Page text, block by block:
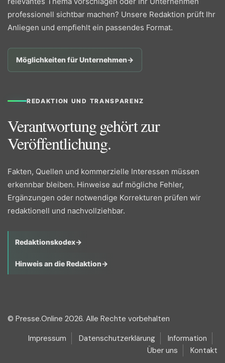
professionell sichtbar machen? Unsere Redaktion prüft Ihr
Anliegen und empfiehlt ein passendes Format.
Möglichkeiten für Unternehmen→
REDAKTION UND TRANSPARENZ
Verantwortung gehört zur
Veröffentlichung.
Fakten, Quellen und kommerzielle Interessen müssen
erkennbar bleiben. Hinweise auf mögliche Fehler,
Ergänzungen oder notwendige Korrekturen prüfen wir
redaktionell und nachvollziehbar.
Redaktionskodex→
Hinweis an die Redaktion→
© Presse.Online 2026. Alle Rechte vorbehalten
Impressum
Datenschutzerklärung
Information
Über uns
Kontakt